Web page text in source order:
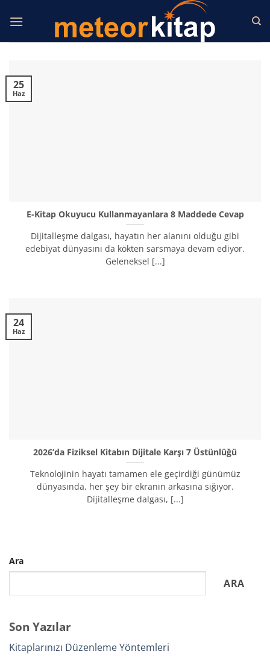
atla
E-Kitap Okuyucu Kullanmayanlara 8 Maddede Cevap
Dijitalleşme dalgası, hayatın her alanını olduğu gibi
edebiyat dünyasını da kökten sarsmaya devam ediyor.
Geleneksel [...]
25
Haz
2026’da Fiziksel Kitabın Dijitale Karşı 7 Üstünlüğü
Teknolojinin hayatı tamamen ele geçirdiği günümüz
dünyasında, her şey bir ekranın arkasına sığıyor.
Dijitalleşme dalgası, [...]
24
Haz
Ara
ARA
Son Yazılar
Kitaplarınızı Düzenleme Yöntemleri